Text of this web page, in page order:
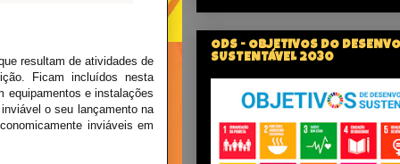
resultam de atividades de
Ficam incluídos nesta
equipamentos e instalações
o seu lançamento na
inviáveis em
ODS - OBJETIVOS DO
SUSTENTÁVEL 2030